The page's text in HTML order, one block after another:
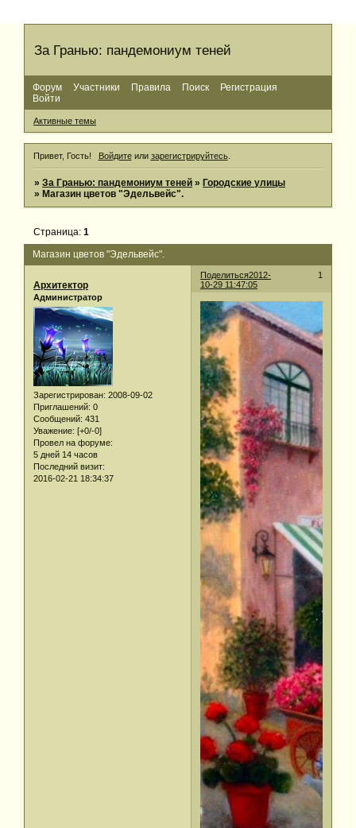
За Гранью: пандемониум теней
Форум Участники Правила Поиск
Регистрация
Войти
Активные темы
Привет, Гость! Войдитеили зарегистрируйтесь.
»За Гранью: пандемониум теней »Городские улицы
»Магазин цветов "Эдельвейс".
Магазин цветов "Эдельвейс".
Страница:1
Поделиться 1
2012-
10-29 11:47:05
Архитектор
Администратор
Зарегистрирован: 2008-09-02
Приглашений: 0
Сообщений: 431
Уважение: [+0/-0]
Провел на форуме:
5 дней 14 часов
Последний визит:
2016-02-21 18:34:37